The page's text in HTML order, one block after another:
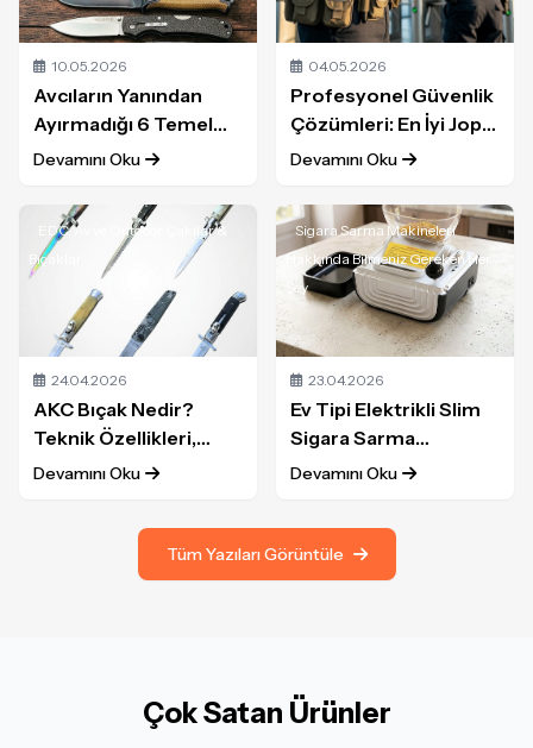
10.05.2026
Avcıların Yanından
Ayırmadığı 6 Temel
Bıçak Modeli ve
Profesyonel Avcı
Rehberi
Devamını Oku
04.05.2026
Profesyonel Güvenlik
Çözümleri: En İyi Jop
Modelleri ve Seçim
Devamını Oku
EDC, Av ve Outdoor Çakılar &
Bıçaklar
24.04.2026
AKC Bıçak Nedir?
Teknik Özellikleri,
Model Analizi ve
Devamını Oku
Sigara Sarma Makineleri
Hakkında Bilmeniz Gereken Her
Şey
23.04.2026
Ev Tipi Elektrikli Slim
Sigara Sarma
Makinesi: Profesyonel
Rehberi
Devamını Oku
Tüm Yazıları Görüntüle
Çok Satan Ürünler